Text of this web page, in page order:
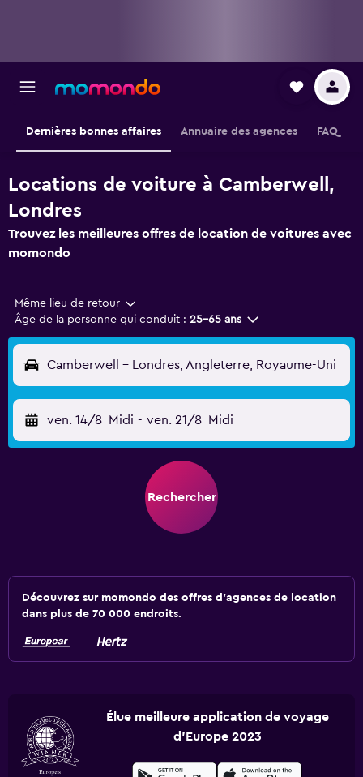
Dernières bonnes affaires Annuaire des agences FAQ
Locations de voiture à Camberwell,
Londres
Trouvez les meilleures offres de location de voitures avec
momondo
Même lieu de retour
Âge de la personne qui conduit : 25-65 ans
Camberwell - Londres, Angleterre, Royaume-Uni
ven. 14/8 Midi - ven. 21/8 Midi
Rechercher
Découvrez sur momondo des offres d'agences de location
dans plus de 70 000 endroits.
Élue meilleure application de voyage
d'Europe 2023